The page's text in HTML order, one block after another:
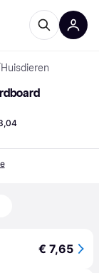
Huisdieren
€ 7,65